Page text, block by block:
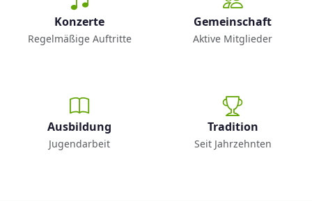
Konzerte
Regelmäßige Auftritte
Gemeinschaft
Aktive Mitglieder
Ausbildung
Jugendarbeit
Tradition
Seit Jahrzehnten